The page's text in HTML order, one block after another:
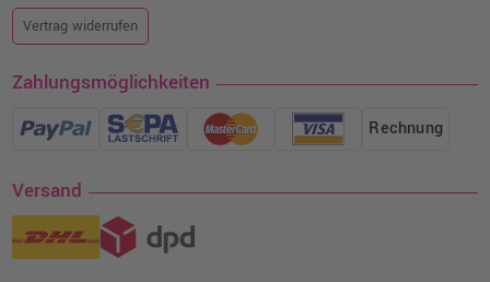
Vertrag widerrufen
Zahlungsmöglichkeiten
Rechnung
Versand